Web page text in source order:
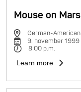
Mouse on Mars
German-
9. november 1999
8:00 p.m.
Learn more